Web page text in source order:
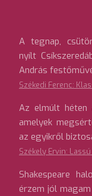
A tegnap,
nyílt
András
Székedi Ferenc:
Az elmúlt
amelyek
az egyikről
Székely Ervin:
Shakespeare
érzem jól